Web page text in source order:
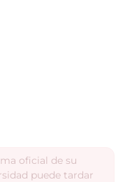
oficial de su
puede tardar